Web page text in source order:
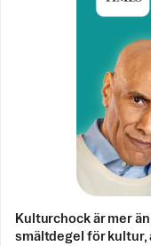
Kulturchock är mer
smältdegel för kultur,